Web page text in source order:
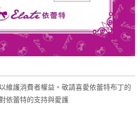
維護消費者權益。敬請喜愛依蕾特布丁的
依蕾特的支持與愛護